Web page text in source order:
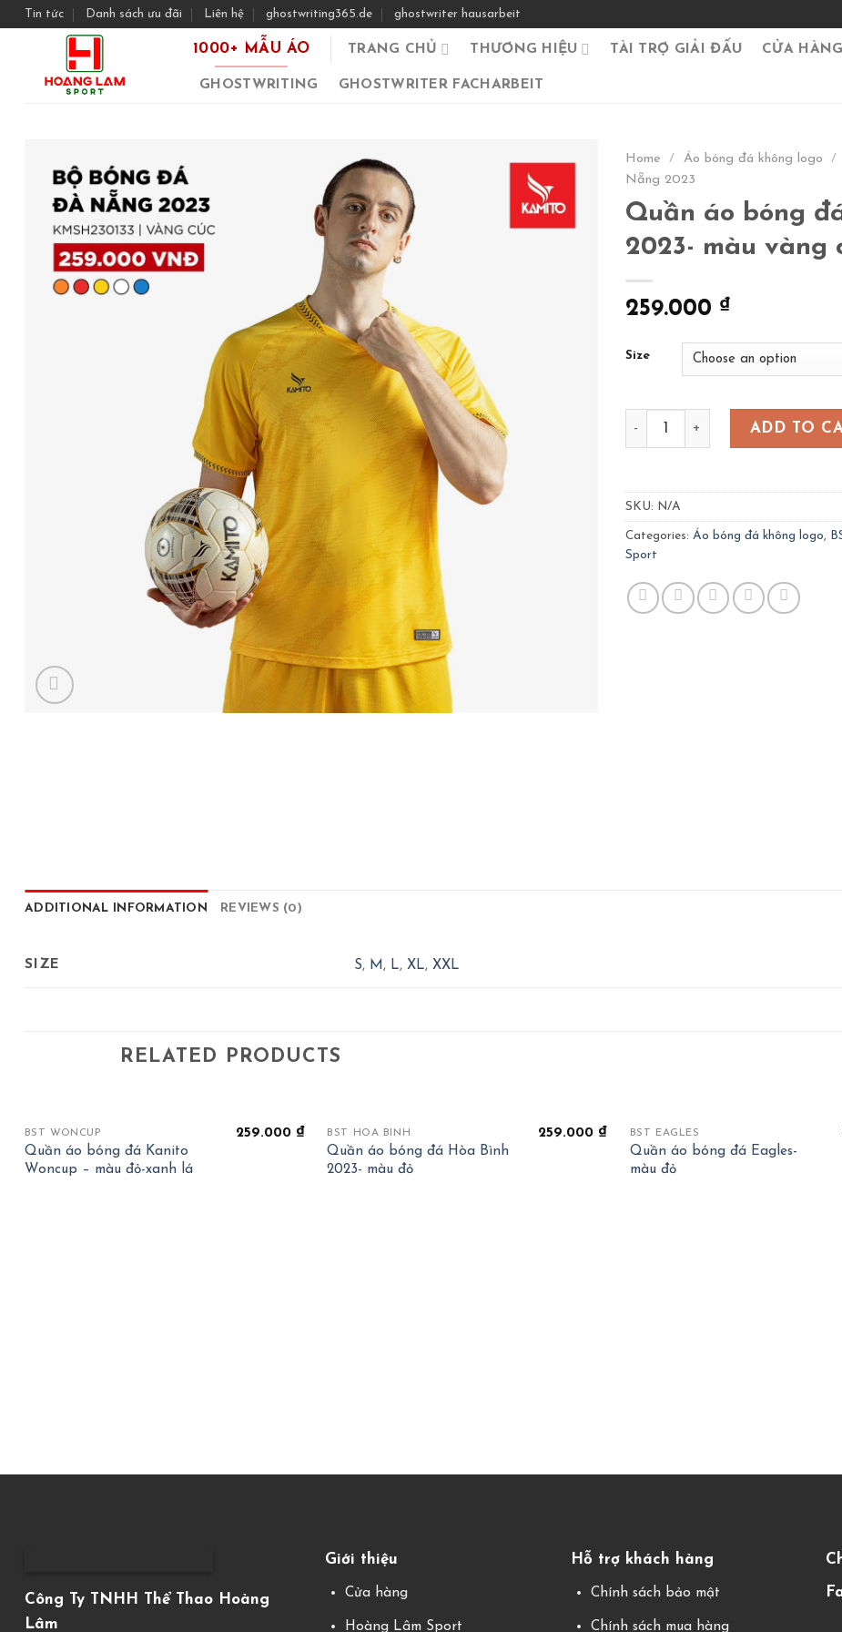
SkipTin tức Danh sách ưu đãi Liên hệ ghostwriting365.de ghostwriter hausarbeit
1000+ MẪU ÁO TRANG CHỦ THƯƠNG HIỆU TÀI TRỢ GIẢI ĐẤU CỬA HÀNG
GHOSTWRITING GHOSTWRITER FACHARBEIT
Home / Áo bóng đá không logo /
Nẵng 2023
Quần áo bóng
2023- màu vàng
259.000 ₫
Size
Quần áo bóng đá Đà Nẵng
ADD TO
SKU: N/A
Categories: Áo bóng đá không logo,
Sport
ADDITIONAL INFORMATION REVIEWS (0)
SIZE S, M , L, XL, XXL
RELATED PRODUCTS
BST WONCUP
Quần áo bóng đá Kanito
Woncup – màu đỏ-xanh lá
259.000 ₫ OUT OF STOCK
BST HOÀ BÌNH
Quần áo bóng đá Hòa Bình
2023- màu đỏ
259.000 ₫ BST EAGLES
Quần áo bóng đá Eagles-
màu đỏ
Công Ty TNHH Thể Thao Hoàng
Lâm
Giới thiệu
Cửa hàng
Hoàng Lâm Sport
Hỗ trợ khách hàng
Chính sách bảo mật
Chính sách mua hàng